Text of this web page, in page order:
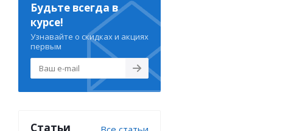
Будьте всегда в
курсе!
Узнавайте о скидках и акциях
первым
Статьи